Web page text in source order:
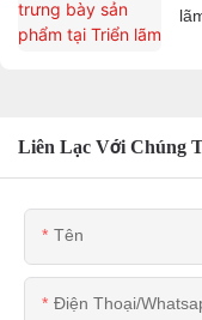
Liên Lạc Với Chúng
Tên
Điện Thoại/